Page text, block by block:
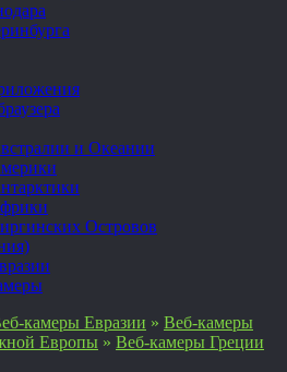
и Океании
Островов
камеры Евразии » Веб-камеры
Европы » Веб-камеры Греции